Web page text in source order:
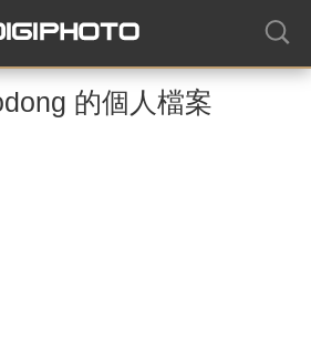
的個人檔案